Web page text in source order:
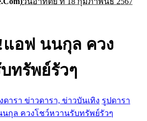
แอฟ นนกุล ควง
ทรัพย์รัวๆ
ดารา ข่าวดารา, ข่าวบันเทิง รูปดารา
นกุล ควงโชว์หวานรับทรัพย์รัวๆ